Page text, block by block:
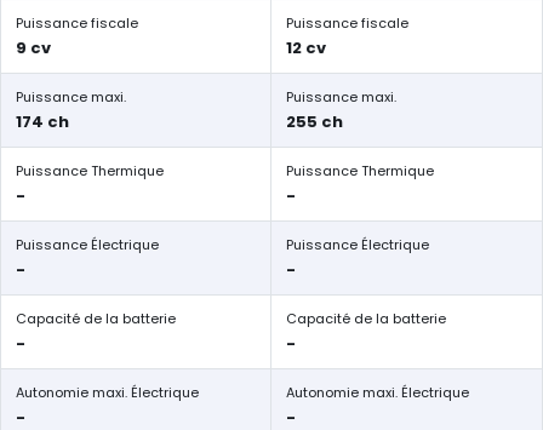
Puissance fiscale
9 cv
Puissance fiscale
12 cv
Puissance maxi.
174 ch
Puissance maxi.
255 ch
Puissance Thermique
-
Puissance Thermique
-
Puissance Électrique
-
Puissance Électrique
-
Capacité de la batterie
-
Capacité de la batterie
-
Autonomie maxi. Électrique
-
Autonomie maxi. Électrique
-